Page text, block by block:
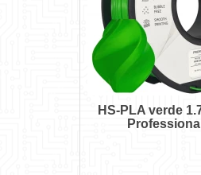
HS-PLA verde